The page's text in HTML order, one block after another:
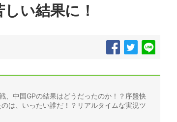
い結果に！
、中国GPの結果はどうだったのか！？序盤快
は、いったい誰だ！？リアルタイムな実況ツ